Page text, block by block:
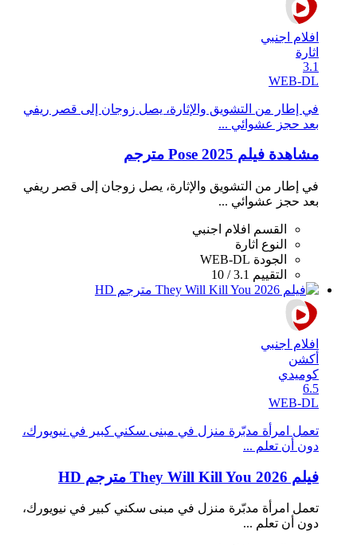
افلام اجنبي
اثارة
3.1
WEB-DL
في إطار من التشويق والإثارة، يصل زوجان إلى قصر ريفي
بعد حجز عشوائي ...
مشاهدة فيلم Pose 2025 مترجم
في إطار من التشويق والإثارة، يصل زوجان إلى قصر ريفي
بعد حجز عشوائي ...
القسم
افلام اجنبي
النوع اثارة
الجودة WEB-DL
التقييم 3.1 / 10
افلام اجنبي
أكشن
كوميدي
6.5
WEB-DL
تعمل امرأة مدبّرة منزل في مبنى سكني كبير في نيويورك،
دون أن تعلم ...
فيلم They Will Kill You 2026 مترجم HD
تعمل امرأة مدبّرة منزل في مبنى سكني كبير في نيويورك،
دون أن تعلم ...